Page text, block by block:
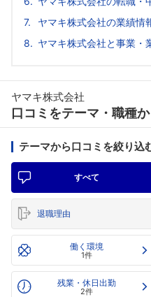
ヤマキ株式会社の業績情
ヤマキ株式会社と事業・
ヤマキ株式会社
口コミをテーマ・職種
テーマから口コミを絞り込
すべて
退職理由
働く環境
1件
残業・休日出勤
2件